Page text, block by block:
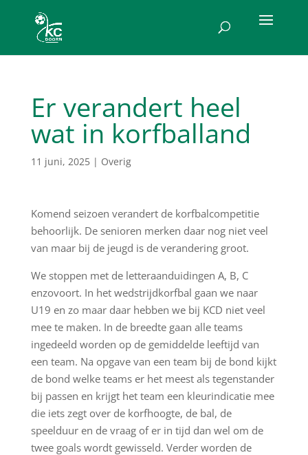
Er verandert heel
wat in korfballand
11 juni, 2025| Overig
Komend seizoen verandert de korfbalcompetitie
behoorlijk. De senioren merken daar nog niet veel
van maar bij de jeugd is de verandering groot.
We stoppen met de letteraanduidingen A, B, C
enzovoort. In het wedstrijdkorfbal gaan we naar
U19 en zo maar daar hebben we bij KCD niet veel
mee te maken. In de breedte gaan alle teams
ingedeeld worden op de gemiddelde leeftijd van
een team. Na opgave van een team bij de bond kijkt
de bond welke teams er het meest als tegenstander
bij passen en krijgt het team een kleurindicatie mee
die iets zegt over de korfhoogte, de bal, de
speelduur en de vraag of er in tijd dan wel om de
twee goals wordt gewisseld. Verder worden de